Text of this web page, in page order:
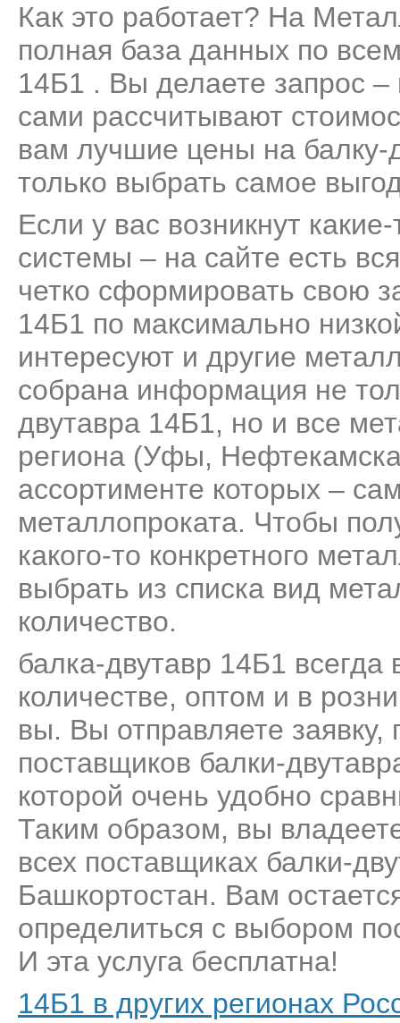
Как это работает? На
полная база данных по
14Б1 . Вы делаете запрос –
сами рассчитывают
вам лучшие цены на балку-
только выбрать самое
Если у вас возникнут
системы – на сайте есть
четко сформировать свою
14Б1 по максимально
интересуют и другие
собрана информация не
двутавра 14Б1, но и все
региона (Уфы,
ассортименте которых –
металлопроката. Чтобы
какого-то конкретного
выбрать из списка вид
количество.
балка-двутавр 14Б1
количестве, оптом и в
вы. Вы отправляете заявку,
поставщиков балки-
которой очень удобно
Таким образом, вы
всех поставщиках балки-
Башкортостан. Вам
определиться с выбором
И эта услуга бесплатна!
14Б1 в других регионах